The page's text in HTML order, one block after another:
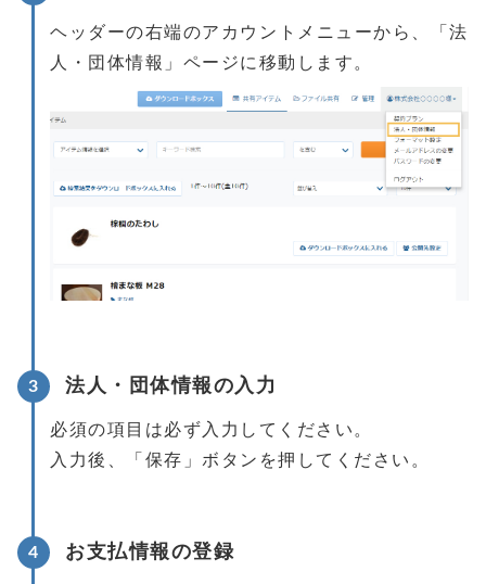
ヘッダーの右端のアカウントメニューから、「法
人・団体情報」ページに移動します。
法人・団体情報の入力
必須の項目は必ず入力してください。
入力後、「保存」ボタンを押してください。
お支払情報の登録